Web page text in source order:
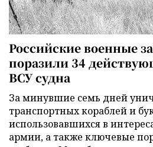
Российские военные
поразили 34
ВСУ судна
За минувшие семь дней
транспортных кораблей и
использовавшихся в
армии, а также ключевые